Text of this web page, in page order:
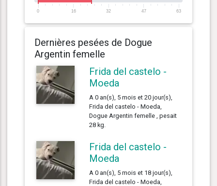
0 16 32 47 63
Dernières pesées de Dogue
Argentin femelle
Frida del castelo -
Moeda
A 0 an(s), 5 mois et 20 jour(s),
Frida del castelo - Moeda,
Dogue Argentin femelle , pesait
28 kg.
Frida del castelo -
Moeda
A 0 an(s), 5 mois et 18 jour(s),
Frida del castelo - Moeda,